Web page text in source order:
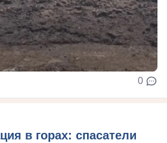
0
в горах: спасатели